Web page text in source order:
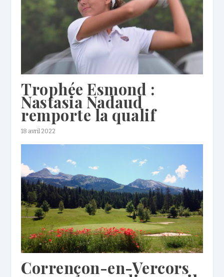
Trophée Esmond :
Nastasia Nadaud
remporte la qualif
18 avril 2022
Corrençon-en-Vercors